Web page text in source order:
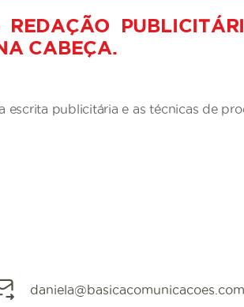
REDAÇÃO
CABEÇA.
escrita publicitária e as técnicas de